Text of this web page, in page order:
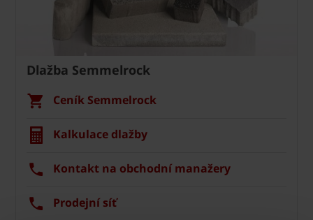
Dlažba Semmelrock
Ceník Semmelrock
Kalkulace dlažby
Kontakt na obchodní manažery
Prodejní síť